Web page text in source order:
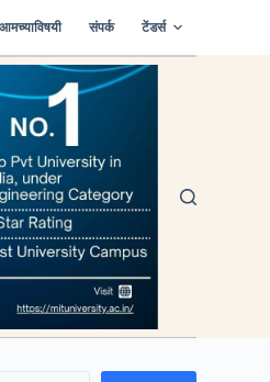
आमच्याविषयी संपर्क टेंडर्स